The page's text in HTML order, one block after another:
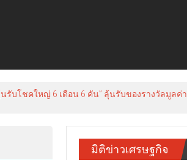
บโชคใหญ่ 6 เดือน 6 คัน” ลุ้นรับของรางวัลมูลค่
มิติข่าวเศรษฐกิจ